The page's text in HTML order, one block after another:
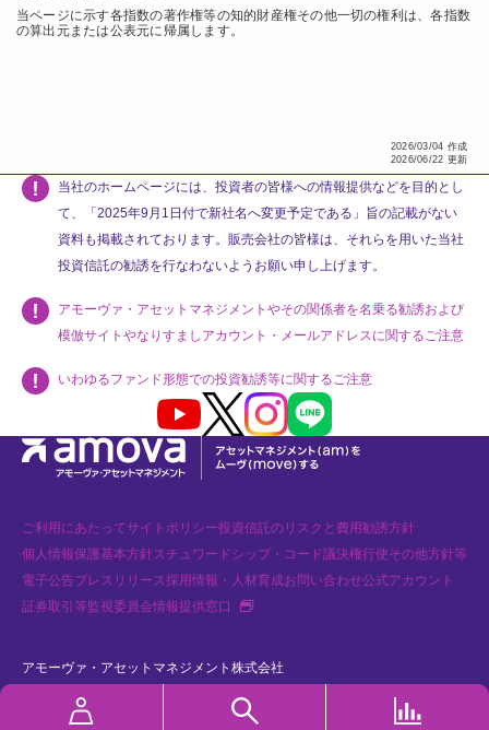
当ページに示す各指数の著作権等の知的財産権その他一切の権利は、各指数
の算出元または公表元に帰属します。
2026/03/04 作成
2026/06/22 更新
当社のホームページには、投資者の皆様への情報提供などを目的とし
て、「2025年9月1日付で新社名へ変更予定である」旨の記載がない
資料も掲載されております。販売会社の皆様は、それらを用いた当社
投資信託の勧誘を行なわないようお願い申し上げます。
アモーヴァ・アセットマネジメントやその関係者を名乗る勧誘および
模倣サイトやなりすましアカウント・メールアドレスに関するご注意
いわゆるファンド形態での投資勧誘等に関するご注意
Youtube X InstagramLINE
ご利用にあたってサイトポリシー投資信託のリスクと費用勧誘方針
個人情報保護基本方針スチュワードシップ・コード議決権行使その他方針等
電子公告プレスリリース採用情報・人材育成お問い合わせ公式アカウント
証券取引等監視委員会情報提供窓口
新
開
く
アモーヴァ・アセットマネジメント株式会社
金融商品取引業者 関東財務局長（金商）第368号 加入協会：一般社団法人
資産運用業協会、一般社団法人 第二種金融商品取引業協会